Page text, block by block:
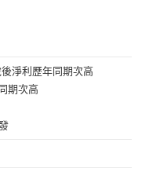
淨利歷年同期次高
期次高